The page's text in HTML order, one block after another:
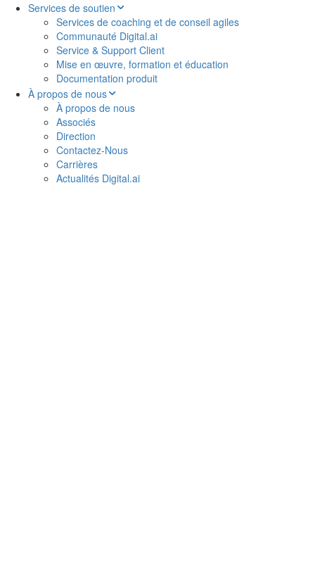
Services de soutien
Services de coaching et de conseil agiles
Communauté Digital.ai
Service & Support Client
Mise en œuvre, formation et éducation
Documentation produit
À propos de nous
À propos de nous
Associés
Direction
Contactez-Nous
Carrières
Actualités Digital.ai